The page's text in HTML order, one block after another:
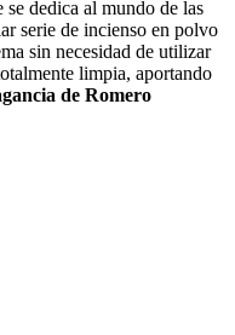
dedica al mundo de las
serie de incienso en polvo
sin necesidad de utilizar
limpia, aportando
de Romero